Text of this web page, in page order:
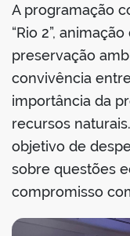
portal
A programação
“Rio 2”,
preservação
convivência
importância da
recursos
objetivo de
sobre questões
compromisso